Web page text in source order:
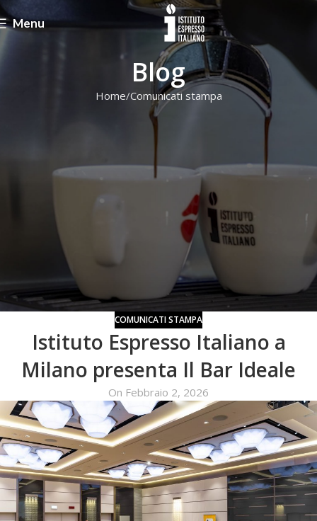
Menu
Blog
Home Comunicati stampa
COMUNICATI STAMPA
Istituto Espresso Italiano a
Milano presenta Il Bar Ideale
On Febbraio 2, 2026